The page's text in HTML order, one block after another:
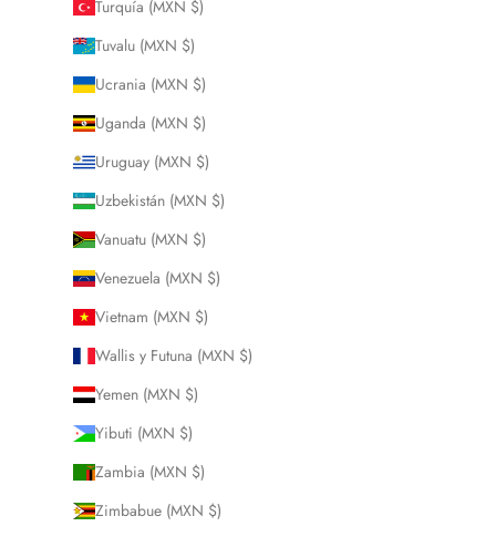
Turquía (MXN $)
Tuvalu (MXN $)
Ucrania (MXN $)
Uganda (MXN $)
Uruguay (MXN $)
Uzbekistán (MXN $)
Vanuatu (MXN $)
Venezuela (MXN $)
Vietnam (MXN $)
Wallis y Futuna (MXN $)
Yemen (MXN $)
Yibuti (MXN $)
Zambia (MXN $)
Zimbabue (MXN $)